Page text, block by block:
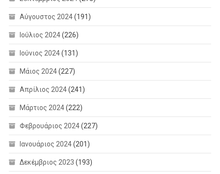
Αύγουστος 2024(191)
Ιούλιος 2024(226)
Ιούνιος 2024(131)
Μάιος 2024(227)
Απρίλιος 2024(241)
Μάρτιος 2024(222)
Φεβρουάριος 2024(227)
Ιανουάριος 2024(201)
Δεκέμβριος 2023 (193)